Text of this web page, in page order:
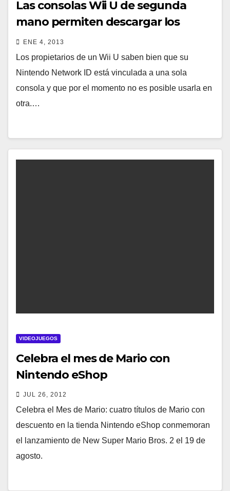
Las consolas Wii U de segunda
mano permiten descargar los
juegos del anterior usuario
ENE 4, 2013
Los propietarios de un Wii U saben bien que su
Nintendo Network ID está vinculada a una sola
consola y que por el momento no es posible usarla en
otra.…
VIDEOJUEGOS
Celebra el mes de Mario con
Nintendo eShop
JUL 26, 2012
Celebra el Mes de Mario: cuatro títulos de Mario con
descuento en la tienda Nintendo eShop conmemoran
el lanzamiento de New Super Mario Bros. 2 el 19 de
agosto.